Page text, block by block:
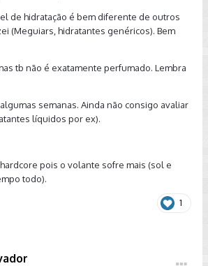
gp/product/B0002SQYV4/ref=ppx
produto.mercadolivre.com.br/MLB-
solar-parabrisas-quebra-sol-para-painel-
graus a menos sob o sol são
de hidratação é bem diferente de outros
(Meguiars, hidratantes genéricos). Bem
tb não é exatamente perfumado. Lembra
semanas. Ainda não consigo avaliar
líquidos por ex).
pois o volante sofre mais (sol e
todo).
1